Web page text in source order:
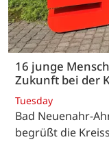
16 junge
Zukunft bei der
Tuesday
Bad Neuenahr-
begrüßt die